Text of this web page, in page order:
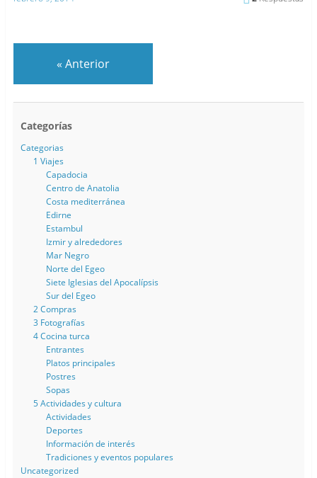
« Anterior
Categorías
Categorias
1 Viajes
Capadocia
Centro de Anatolia
Costa mediterránea
Edirne
Estambul
Izmir y alrededores
Mar Negro
Norte del Egeo
Siete Iglesias del Apocalípsis
Sur del Egeo
2 Compras
3 Fotografías
4 Cocina turca
Entrantes
Platos principales
Postres
Sopas
5 Actividades y cultura
Actividades
Deportes
Información de interés
Tradiciones y eventos populares
Uncategorized